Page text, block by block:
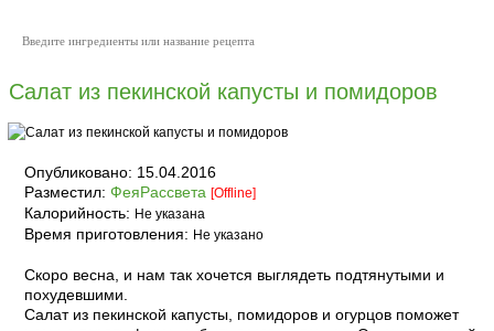
Салат из пекинской капусты и помидоров
Опубликовано: 15.04.2016
Разместил: ФеяРассвета [Offline]
Калорийность: Не указана
Время приготовления: Не указано
Скоро весна, и нам так хочется выглядеть подтянутыми и
похудевшими.
Салат из пекинской капусты, помидоров и огурцов поможет